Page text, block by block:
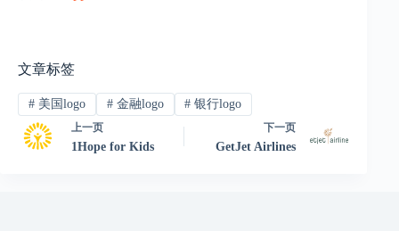
文章标签
#美国logo #金融logo # 银行logo
上一页
1Hope for Kids
下一页
GetJet Airlines